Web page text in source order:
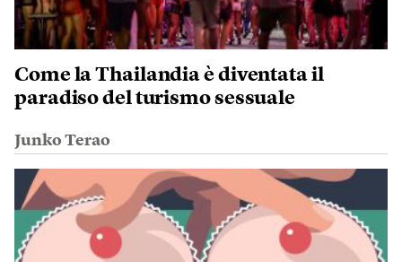
Come la Thailandia è diventata il
paradiso del turismo sessuale
Junko Terao